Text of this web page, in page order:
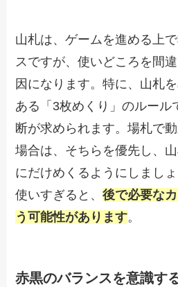
山札は、ゲームを進める上
スですが、使いどころを間
因になります。特に、山札
ある「3枚めくり」のルール
断が求められます。場札で
場合は、そちらを優先し、
にだけめくるようにしまし
使いすぎると、後で必要な
う可能性があります。
赤黒のバランスを意識す